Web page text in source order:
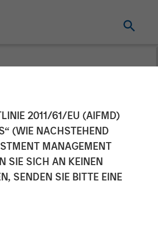
2011/61/EU (AIFMD)
(WIE NACHSTEHEND
MANAGEMENT
SIE SICH AN KEINEN
SENDEN SIE BITTE EINE
VII